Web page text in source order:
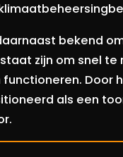
bekend
zijn om snel
als een